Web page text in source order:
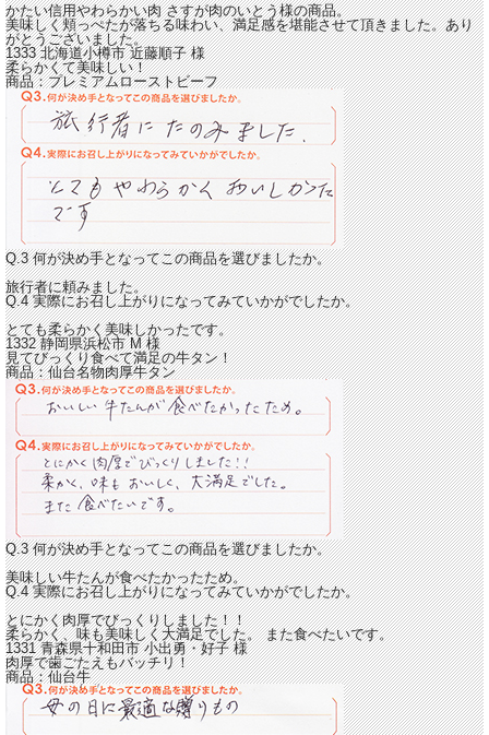
かたい信用やわらかい肉 さすが肉のいとう様の商品。
美味しく頬っぺたが落ちる味わい、満足感を堪能させて頂きました。あり
がとうございました。
1333 北海道小樽市近藤順子様
柔らかくて美味しい！
商品：プレミアムローストビーフ
Q.3 何が決め手となってこの商品を選びましたか。
旅行者に頼みました。
Q.4 実際にお召し上がりになってみていかがでしたか。
とても柔らかく美味しかったです。
1332 静岡県浜松市M様
見てびっくり食べて満足の牛タン！
商品：仙台名物肉厚牛タン
Q.3 何が決め手となってこの商品を選びましたか。
美味しい牛たんが食べたかったため。
Q.4 実際にお召し上がりになってみていかがでしたか。
とにかく肉厚でびっくりしました！！
柔らかく、味も美味しく大満足でした。 また食べたいです。
1331 青森県十和田市 小出勇・好子 様
肉厚で歯ごたえもバッチリ！
商品：仙台牛